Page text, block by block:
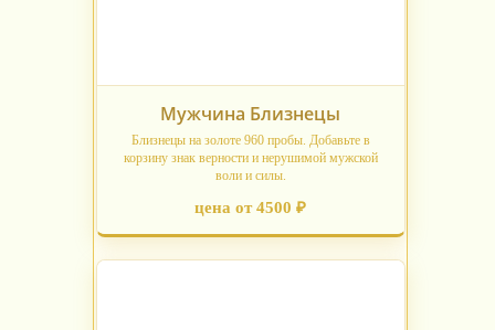
Мужчина Близнецы
Близнецы на золоте 960 пробы. Добавьте в
корзину знак верности и нерушимой мужской
воли и силы.
цена от 4500 ₽